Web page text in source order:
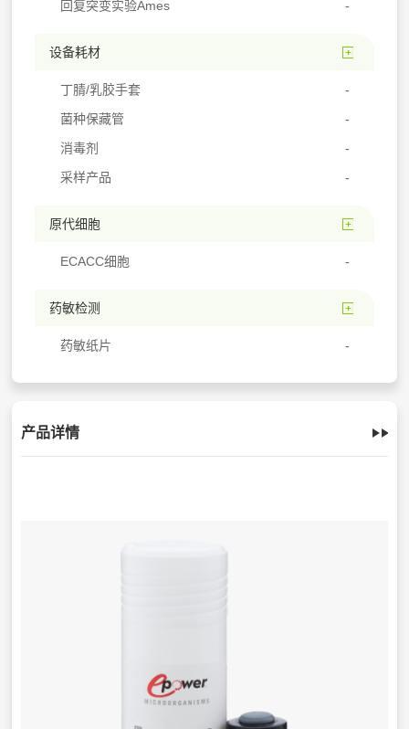
回复突变实验Ames
设备耗材
丁腈/乳胶手套
菌种保藏管
消毒剂
采样产品
原代细胞
ECACC细胞
药敏检测
药敏纸片
产品详情